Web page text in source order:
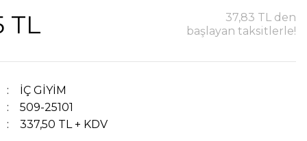
TL
37,83 TL den
başlayan taksitlerle!
İÇ GİYİM
509-25101
337,50 TL + KDV